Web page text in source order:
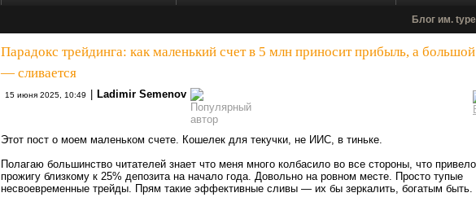
Блог им.
Парадокс трейдинга: как маленький счет в 5 млн приносит прибыль, а большой
— сливается
15 июня 2025, 10:49 Ladimir Semenov
Этот пост о моем маленьком счете. Кошелек для текучки, не ИИС, в тиньке.
Полагаю большинство читателей знает что меня много колбасило во все стороны, что
прожигу близкому к 25% депозита на начало года. Довольно на ровном месте. Просто тупые
несвоевременные трейды. Прям такие эффективные сливы — их бы зеркалить, богатым быть.